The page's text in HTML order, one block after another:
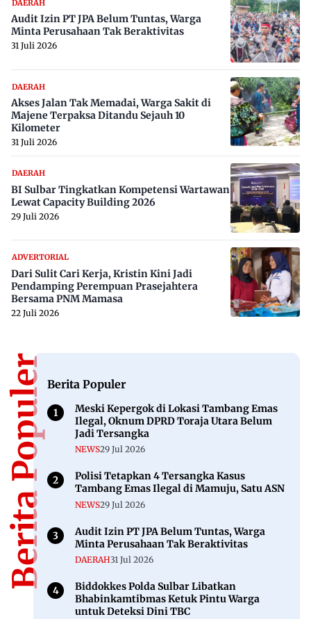
DAERAH
Audit Izin PT JPA Belum Tuntas, Warga
Minta Perusahaan Tak Beraktivitas
31 Juli 2026
DAERAH
Akses Jalan Tak Memadai, Warga Sakit di
Majene Terpaksa Ditandu Sejauh 10
Kilometer
31 Juli 2026
DAERAH
BI Sulbar Tingkatkan Kompetensi Wartawan
Lewat Capacity Building 2026
29 Juli 2026
ADVERTORIAL
Dari Sulit Cari Kerja, Kristin Kini Jadi
Pendamping Perempuan Prasejahtera
Bersama PNM Mamasa
22 Juli 2026
Berita PopulerBerita Populer
Meski Kepergok di Lokasi Tambang Emas
Ilegal, Oknum DPRD Toraja Utara Belum
Jadi Tersangka
NEWS29 Jul 2026
Polisi Tetapkan 4 Tersangka Kasus
Tambang Emas Ilegal di Mamuju, Satu ASN
NEWS29 Jul 2026
Audit Izin PT JPA Belum Tuntas, Warga
Minta Perusahaan Tak Beraktivitas
DAERAH31 Jul 2026
Biddokkes Polda Sulbar Libatkan
Bhabinkamtibmas Ketuk Pintu Warga
untuk Deteksi Dini TBC